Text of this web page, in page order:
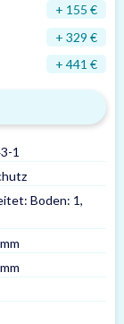
+ 155 €
+ 329 €
+ 441 €
1
Boden: 1,